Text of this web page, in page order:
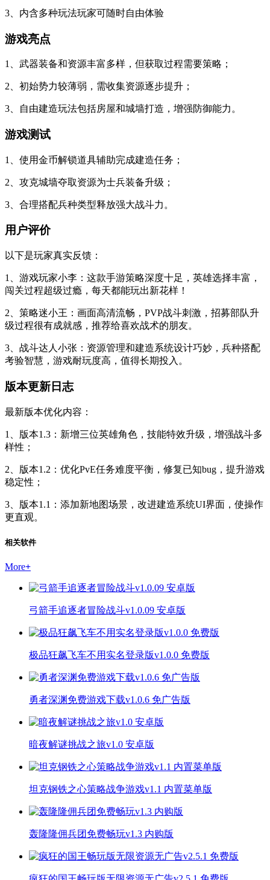
3、内含多种玩法玩家可随时自由体验
游戏亮点
1、武器装备和资源丰富多样，但获取过程需要策略；
2、初始势力较薄弱，需收集资源逐步提升；
3、自由建造玩法包括房屋和城墙打造，增强防御能力。
游戏测试
1、使用金币解锁道具辅助完成建造任务；
2、攻克城墙夺取资源为士兵装备升级；
3、合理搭配兵种类型释放强大战斗力。
用户评价
以下是玩家真实反馈：
1、游戏玩家小李：这款手游策略深度十足，英雄选择丰富，
闯关过程超级过瘾，每天都能玩出新花样！
2、策略迷小王：画面高清流畅，PVP战斗刺激，招募部队升
级过程很有成就感，推荐给喜欢战术的朋友。
3、战斗达人小张：资源管理和建造系统设计巧妙，兵种搭配
考验智慧，游戏耐玩度高，值得长期投入。
版本更新日志
最新版本优化内容：
1、版本1.3：新增三位英雄角色，技能特效升级，增强战斗多
样性；
2、版本1.2：优化PvE任务难度平衡，修复已知bug，提升游戏
稳定性；
3、版本1.1：添加新地图场景，改进建造系统UI界面，使操作
更直观。
相关软件
More+
弓箭手追逐者冒险战斗v1.0.09 安卓版
极品狂飙飞车不用实名登录版v1.0.0 免费版
勇者深渊免费游戏下载v1.0.6 免广告版
暗夜解谜挑战之旅v1.0 安卓版
坦克钢铁之心策略战争游戏v1.1 内置菜单版
轰隆隆佣兵团免费畅玩v1.3 内购版